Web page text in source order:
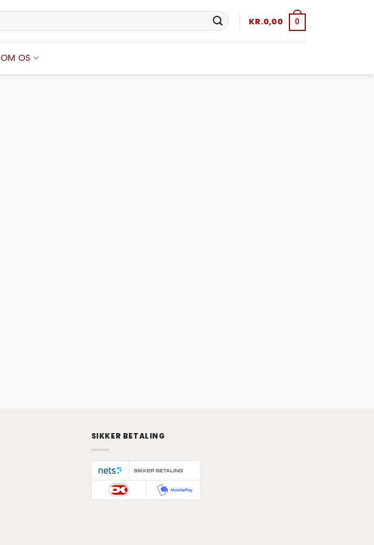
KR.0,00 0
OM OS
SIKKER BETALING